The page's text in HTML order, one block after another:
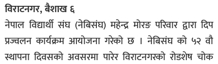
विराटनगर, बैशाख ६
नेपाल विद्यार्थी संघ (नेबिसंघ) महेन्द्र मोरङ परिवार द्वारा दिप
प्रज्वलन कार्यक्रम आयोजना गरेको छ । नेबिसंघ को ५२ वौ
स्थापना दिवसको अवसरमा पारेर विराटनगरको रोडशेष चोक